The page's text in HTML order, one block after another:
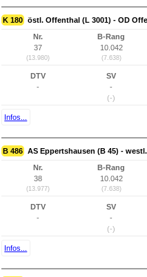
K 180 östl. Offenthal (L 3001) - OD
Nr.
37
(13.980)
B-Rang
10.042
(7.638)
DTV
-
SV
-
(-)
Infos...
B 486 AS Eppertshausen (B 45) -
Nr.
38
(13.977)
B-Rang
10.042
(7.638)
DTV
-
SV
-
(-)
Infos...